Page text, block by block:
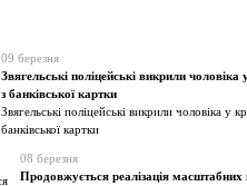
09 березня
Звягельські поліцейські викрили чоловіка
з банківської картки
Звягельські поліцейські викрили чоловіка у
банківської картки
08 березня
Продовжується реалізація масштабних